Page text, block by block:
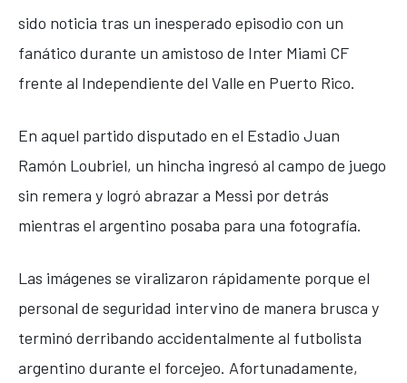
sido noticia tras un inesperado episodio con un
fanático durante un amistoso de Inter Miami CF
frente al Independiente del Valle en Puerto Rico.
En aquel partido disputado en el Estadio Juan
Ramón Loubriel, un hincha ingresó al campo de juego
sin remera y logró abrazar a Messi por detrás
mientras el argentino posaba para una fotografía.
Las imágenes se viralizaron rápidamente porque el
personal de seguridad intervino de manera brusca y
terminó derribando accidentalmente al futbolista
argentino durante el forcejeo. Afortunadamente,